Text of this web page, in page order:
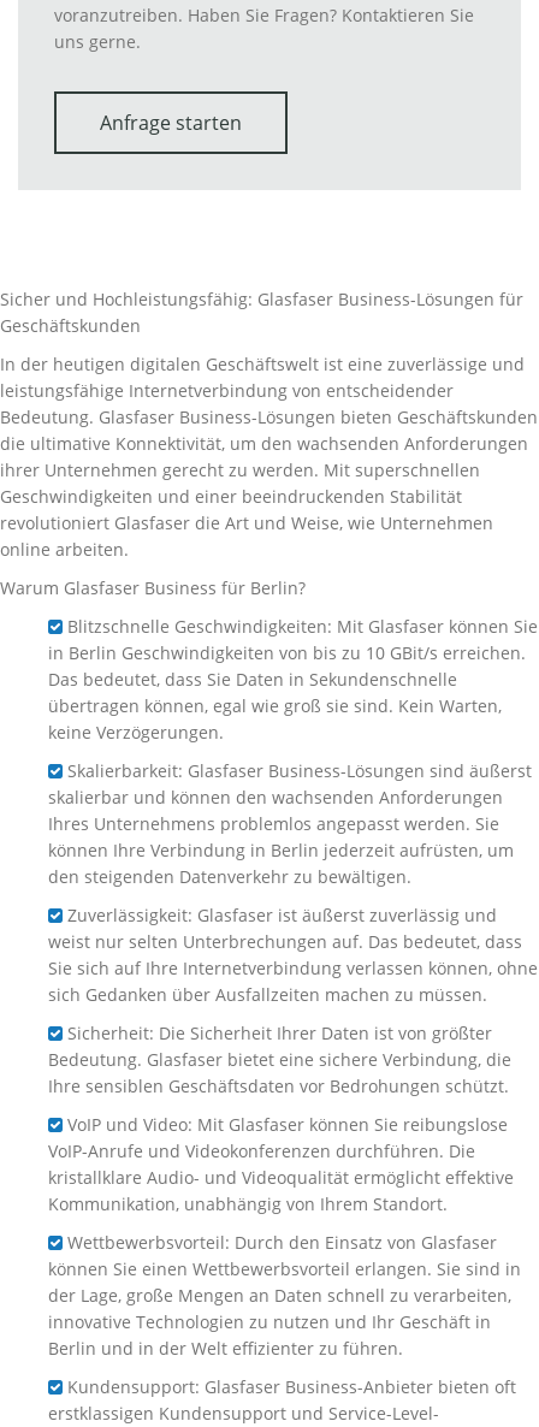
voranzutreiben. Haben Sie Fragen? Kontaktieren Sie
uns gerne.
Anfrage starten
Sicher und Hochleistungsfähig: Glasfaser Business-Lösungen für
Geschäftskunden
In der heutigen digitalen Geschäftswelt ist eine zuverlässige und
leistungsfähige Internetverbindung von entscheidender
Bedeutung. Glasfaser Business-Lösungen bieten Geschäftskunden
die ultimative Konnektivität, um den wachsenden Anforderungen
ihrer Unternehmen gerecht zu werden. Mit superschnellen
Geschwindigkeiten und einer beeindruckenden Stabilität
revolutioniert Glasfaser die Art und Weise, wie Unternehmen
online arbeiten.
Warum Glasfaser Business für Berlin?
Blitzschnelle Geschwindigkeiten: Mit Glasfaser können Sie
in Berlin Geschwindigkeiten von bis zu 10 GBit/s erreichen.
Das bedeutet, dass Sie Daten in Sekundenschnelle
übertragen können, egal wie groß sie sind. Kein Warten,
keine Verzögerungen.
Skalierbarkeit: Glasfaser Business-Lösungen sind äußerst
skalierbar und können den wachsenden Anforderungen
Ihres Unternehmens problemlos angepasst werden. Sie
können Ihre Verbindung in Berlin jederzeit aufrüsten, um
den steigenden Datenverkehr zu bewältigen.
Zuverlässigkeit: Glasfaser ist äußerst zuverlässig und
weist nur selten Unterbrechungen auf. Das bedeutet, dass
Sie sich auf Ihre Internetverbindung verlassen können, ohne
sich Gedanken über Ausfallzeiten machen zu müssen.
Sicherheit: Die Sicherheit Ihrer Daten ist von größter
Bedeutung. Glasfaser bietet eine sichere Verbindung, die
Ihre sensiblen Geschäftsdaten vor Bedrohungen schützt.
VoIP und Video: Mit Glasfaser können Sie reibungslose
VoIP-Anrufe und Videokonferenzen durchführen. Die
kristallklare Audio- und Videoqualität ermöglicht effektive
Kommunikation, unabhängig von Ihrem Standort.
Wettbewerbsvorteil: Durch den Einsatz von Glasfaser
können Sie einen Wettbewerbsvorteil erlangen. Sie sind in
der Lage, große Mengen an Daten schnell zu verarbeiten,
innovative Technologien zu nutzen und Ihr Geschäft in
Berlin und in der Welt effizienter zu führen.
Kundensupport: Glasfaser Business-Anbieter bieten oft
erstklassigen Kundensupport und Service-Level-